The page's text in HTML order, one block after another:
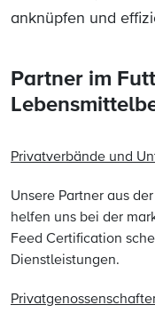
anknüpfen und
Partner im
Privatverbände und
Unsere Partner aus
helfen uns bei der
Feed Certification
Dienstleistungen.